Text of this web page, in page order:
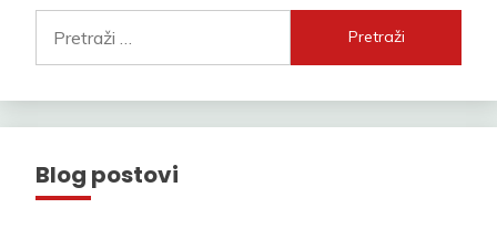
Blog postovi